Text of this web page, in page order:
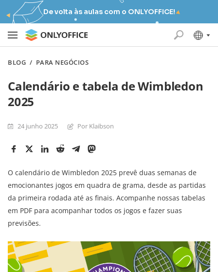
De volta às aulas com o ONLYOFFICE!
BLOG / PARA NEGÓCIOS
Calendário e tabela de Wimbledon
2025
24 junho 2025 Por Klaibson
O calendário de Wimbledon 2025 prevê duas semanas de
emocionantes jogos em quadra de grama, desde as partidas
da primeira rodada até as finais. Acompanhe nossas tabelas
em PDF para acompanhar todos os jogos e fazer suas
previsões.